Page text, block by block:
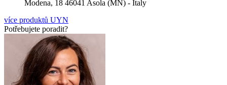
Modena, 18 46041 Asola (MN) - Italy
více produktů UYN
Potřebujete poradit?